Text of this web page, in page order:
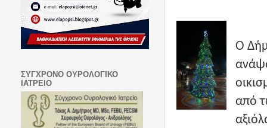
Ο
από
ΣΥΓΧΡΟΝΟ ΟΥΡΟΛΟΓΙΚΟ
ΙΑΤΡΕΙΟ